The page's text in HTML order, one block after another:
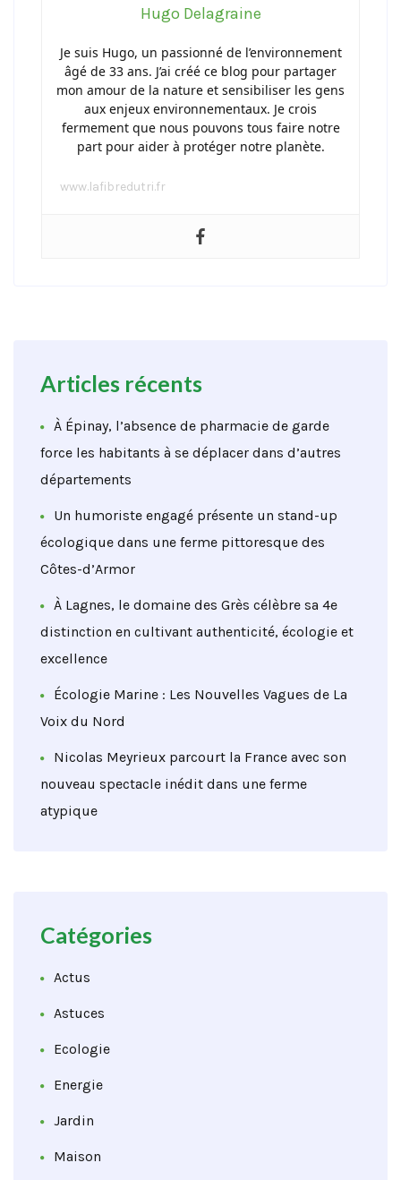
Hugo Delagraine
Je suis Hugo, un passionné de l’environnement
âgé de 33 ans. J’ai créé ce blog pour partager
mon amour de la nature et sensibiliser les gens
aux enjeux environnementaux. Je crois
fermement que nous pouvons tous faire notre
part pour aider à protéger notre planète.
www.lafibredutri.fr
Articles récents
À Épinay, l’absence de pharmacie de garde
force les habitants à se déplacer dans d’autres
départements
Un humoriste engagé présente un stand-up
écologique dans une ferme pittoresque des
Côtes-d’Armor
À Lagnes, le domaine des Grès célèbre sa 4e
distinction en cultivant authenticité, écologie et
excellence
Écologie Marine : Les Nouvelles Vagues de La
Voix du Nord
Nicolas Meyrieux parcourt la France avec son
nouveau spectacle inédit dans une ferme
atypique
Catégories
Actus
Astuces
Ecologie
Energie
Jardin
Maison